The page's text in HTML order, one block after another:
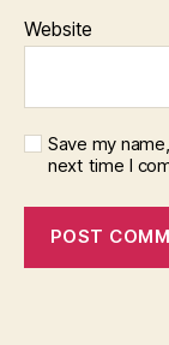
Website
Save my
next time I